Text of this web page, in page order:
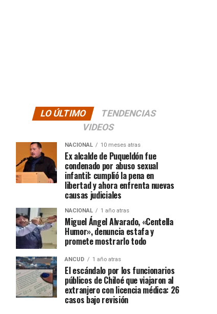
LO ÚLTIMO
TENDENCIAS
VIDEOS
NACIONAL 10 meses atras
Ex alcalde de Puqueldón fue
condenado por abuso sexual
infantil: cumplió la pena en
libertad y ahora enfrenta nuevas
causas judiciales
NACIONAL 1 año atras
Miguel Ángel Alvarado, «Centella
Humor», denuncia estafa y
promete mostrarlo todo
ANCUD 1 año atras
El escándalo por los funcionarios
públicos de Chiloé que viajaron al
extranjero con licencia médica: 26
casos bajo revisión